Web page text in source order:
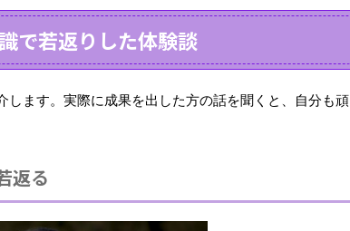
で若返りした体験談
します。実際に成果を出した方の話を聞くと、自分も頑
返る